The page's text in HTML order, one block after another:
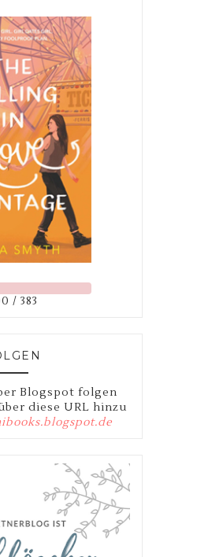
/ 383
Blogspot folgen
diese URL hinzu